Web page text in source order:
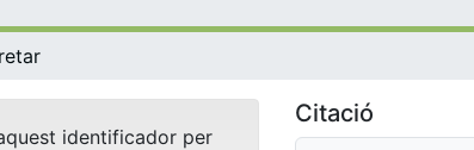
identificador per
Citació